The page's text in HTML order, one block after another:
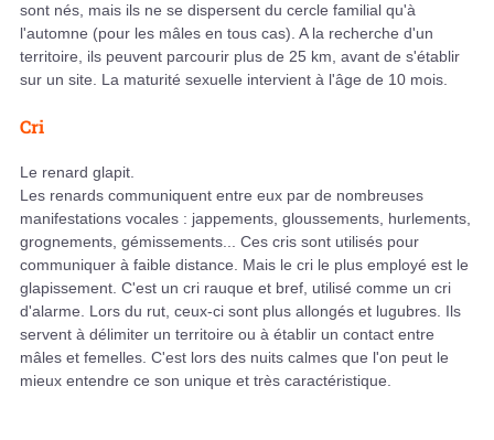
sont nés, mais ils ne se dispersent du cercle familial qu'à
l'automne (pour les mâles en tous cas). A la recherche d'un
territoire, ils peuvent parcourir plus de 25 km, avant de s'établir
sur un site. La maturité sexuelle intervient à l'âge de 10 mois.
Cri
Le renard glapit.
Les renards communiquent entre eux par de nombreuses
manifestations vocales : jappements, gloussements, hurlements,
grognements, gémissements... Ces cris sont utilisés pour
communiquer à faible distance. Mais le cri le plus employé est le
glapissement. C'est un cri rauque et bref, utilisé comme un cri
d'alarme. Lors du rut, ceux-ci sont plus allongés et lugubres. Ils
servent à délimiter un territoire ou à établir un contact entre
mâles et femelles. C'est lors des nuits calmes que l'on peut le
mieux entendre ce son unique et très caractéristique.